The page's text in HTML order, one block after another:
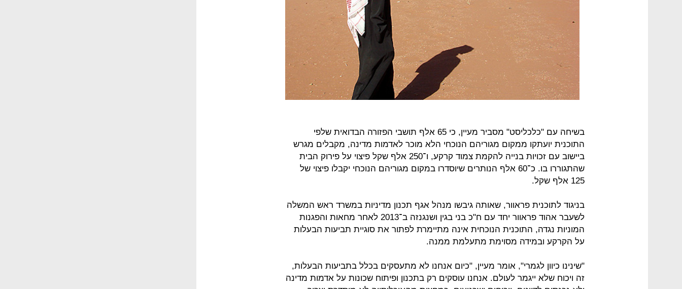
בשיחה עם "כלכליסט" מסביר מעיין, כי 65 אלף תושבי הפזורה הבדואית שלפי
התוכנית יועתקו ממקום מגוריהם הנוכחי הלא מוכר לאדמות מדינה, מקבלים מגרש
ביישוב עם זכויות בנייה להקמת צמוד קרקע, ו־250 אלף שקל פיצוי על פירוק הבית
שהתגוררו בו. כ־60 אלף הנותרים שיוסדרו במקום מגוריהם הנוכחי יקבלו פיצוי של
125 אלף שקל.
בניגוד לתוכנית פראוור, שאותה גיבשו מנהל אגף תכנון מדיניות במשרד ראש המשלה
לשעבר אהוד פראוור יחד עם ח"כ בני בגין ושנגנזה ב־2013 לאחר מחאות והפגנות
המוניות נגדה, התוכנית הנוכחית אינה מתיימרת לפתור את סוגיית תביעות הבעלות
על הקרקע ובמידה מסוימת מתעלמת ממנה.
"שינינו כיוון לגמרי", אומר מעיין, "כיום אנחנו לא מתעסקים בכלל בתביעות הבעלות,
זה ויכוח שלא ייגמר לעולם. אנחנו עוסקים רק בתכנון ופיתוח שכונות על אדמות מדינה